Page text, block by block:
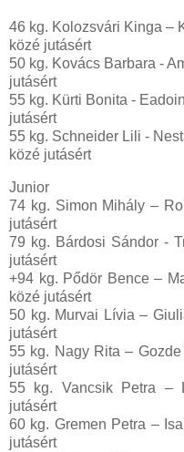
46 kg. Kolozsvári Kinga –
közé jutásért
50 kg. Kovács Barbara -
jutásért
55 kg. Kürti Bonita -
jutásért
55 kg. Schneider Lili -
közé jutásért
Junior
74 kg. Simon Mihály –
jutásért
79 kg. Bárdosi Sándor -
jutásért
+94 kg. Pődör Bence –
közé jutásért
50 kg. Murvai Lívia –
jutásért
55 kg. Nagy Rita –
jutásért
55 kg. Vancsik Petra –
jutásért
60 kg. Gremen Petra –
jutásért